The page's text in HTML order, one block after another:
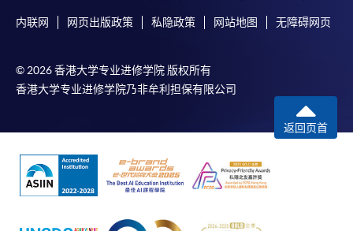
内联网 网页出版政策 私隐政策 网站地图 无障碍网页
© 2026 香港大学专业进修学院 版权所有
香港大学专业进修学院乃非牟利担保有限公司
返回页首